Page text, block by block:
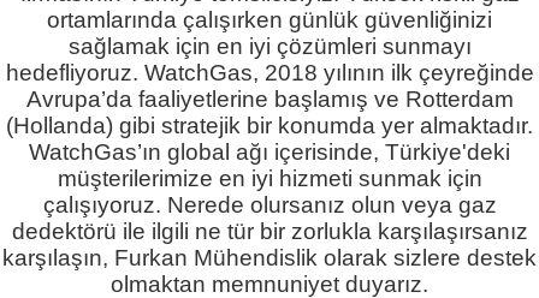
ortamlarında çalışırken günlük güvenliğinizi
sağlamak için en iyi çözümleri sunmayı
hedefliyoruz. WatchGas, 2018 yılının ilk çeyreğinde
Avrupa’da faaliyetlerine başlamış ve Rotterdam
(Hollanda) gibi stratejik bir konumda yer almaktadır.
WatchGas’ın global ağı içerisinde, Türkiye'deki
müşterilerimize en iyi hizmeti sunmak için
çalışıyoruz. Nerede olursanız olun veya gaz
dedektörü ile ilgili ne tür bir zorlukla karşılaşırsanız
karşılaşın, Furkan Mühendislik olarak sizlere destek
olmaktan memnuniyet duyarız.